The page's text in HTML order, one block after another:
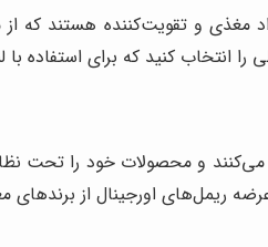
مغذی و تقویت‌کننده هستند که
انتخاب کنید که برای استفاده با
می‌کنند و محصولات خود را تحت
ریمل‌های اورجینال از برندهای